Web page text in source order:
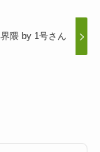
隈 by 1号さん